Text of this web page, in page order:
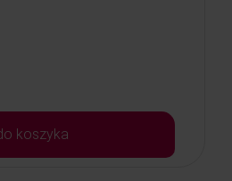
koszyka